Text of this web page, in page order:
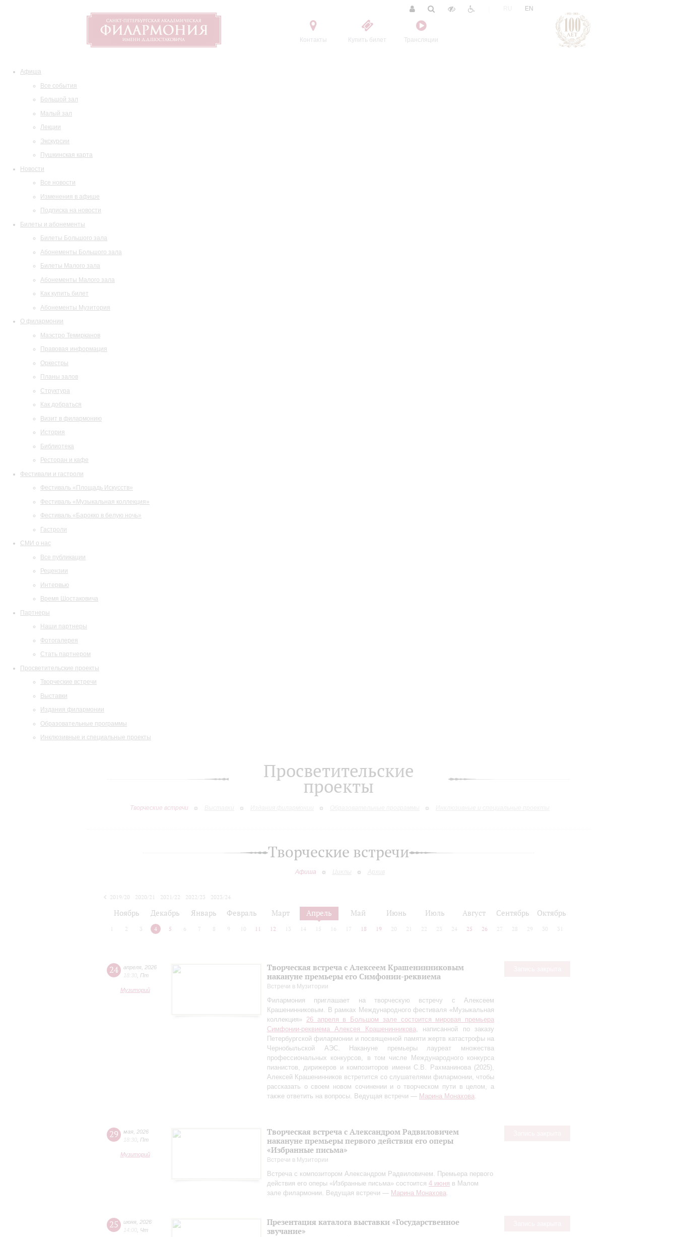
Контакты Купить билет Трансляции
EN
Афиша
Все события
Большой зал
Малый зал
Лекции
Экскурсии
Пушкинская карта
Новости
Все новости
Изменения в афише
Подписка на новости
Билеты и абонементы
Билеты Большого зала
Абонементы Большого зала
Билеты Малого зала
Абонементы Малого зала
Как купить билет
Абонементы Музитория
О филармонии
Маэстро Темирканов
Правовая информация
Оркестры
Планы залов
Структура
Как добраться
Визит в филармонию
История
Библиотека
Ресторан и кафе
Фестивали и гастроли
Фестиваль «Площадь Искусств»
Фестиваль «Музыкальная коллекция»
Фестиваль «Барокко в белую ночь»
Гастроли
СМИ о нас
Все публикации
Рецензии
Интервью
Время Шостаковича
Партнеры
Наши партнеры
Фотогалерея
Стать партнером
Просветительские проекты
Творческие встречи
Выставки
Издания филармонии
Образовательные программы
Инклюзивные и специальные проекты
Просветительские
проекты
Творческие встречи
Творческие встречи
Афиша Циклы Архив
2019/20 2020/21 2021/22 2022/23
2023/24
Ноябрь Декабрь Январь Февраль Март Апрель Май Июнь Июль Август Сентябрь Октябрь
2 3 4 5 6 7 8 9 10 11 12 13 14 15 16 17 18 19 20 21 22 23 24 25 26 27 28 29 30 31
24 апреля 2026
18:30 Пт
Музиторий
Творческая встреча с Алексеем Крашенинниковым
накануне премьеры его Симфонии-реквиема
Встречи в Музитории
Филармония приглашает на творческую встречу с Алексеем
Крашенинниковым. В рамках Международного фестиваля «Музыкальная
коллекция» 26 апреля в Большом зале состоится мировая премьера
Симфонии-реквиема Алексея Крашенинникова, написанной по заказу
Петербургской филармонии и посвященной памяти жертв катастрофы на
Чернобыльской АЭС. Накануне премьеры лауреат множества
профессиональных конкурсов, в том числе Международного конкурса
пианистов, дирижеров и композиторов имени С.В. Рахманинова (2025),
Алексей Крашенинников встретится со слушателями филармонии, чтобы
рассказать о своем новом сочинении и о творческом пути в целом, а
также ответить на вопросы. Ведущая встречи — Марина Монахова.
29 мая 2026
18:30 Пт
Музиторий
Творческая встреча с Александром Радвиловичем
накануне премьеры первого действия его оперы
«Избранные письма»
Встречи в Музитории
Встреча с композитором Александром Радвиловичем. Премьера первого
действия его оперы «Избранные письма» состоится 4 июня в Малом
зале филармонии. Ведущая встречи — Марина Монахова.
25 июня 2026
14:00 Чт
Презентация каталога выставки «Государственное
звучание»